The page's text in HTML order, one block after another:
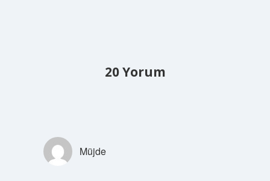
20 Yorum
Müjde